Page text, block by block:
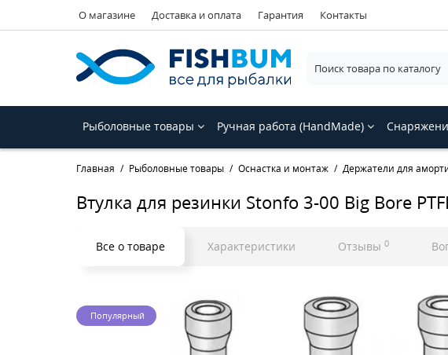
О магазине Доставка и оплата Гарантия Контакты
Рыболовные товары Ручная работа (HandMade)
Главная Рыболовные товары Оснастка и монтаж Держатели для
Втулка для резинки Stonfo 3-00 Big Bore
Все о товаре Характеристики Отзывы 0
Популярный